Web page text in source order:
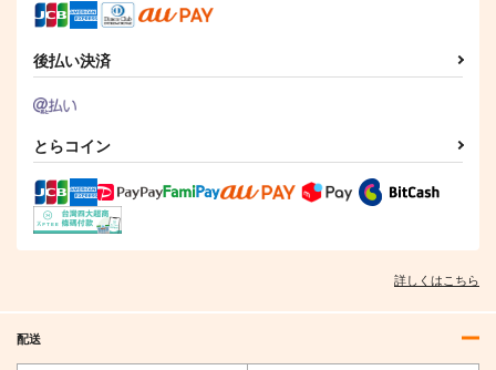
後払い決済
とらコイン
詳しくはこちら
配送